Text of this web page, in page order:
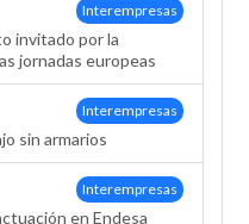
Interempresas
invitado por la
jornadas europeas
Interempresas
sin armarios
Interempresas
en Endesa